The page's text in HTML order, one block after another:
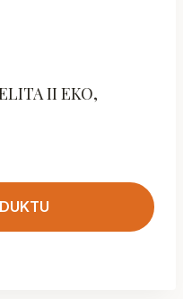
II EKO,